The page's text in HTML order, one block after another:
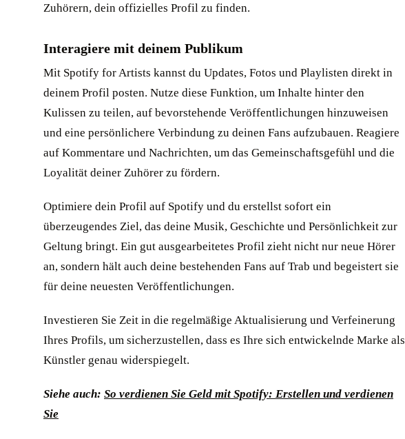
Zuhörern, dein offizielles Profil zu finden.
Interagiere mit deinem Publikum
Mit Spotify for Artists kannst du Updates, Fotos und Playlisten direkt in
deinem Profil posten. Nutze diese Funktion, um Inhalte hinter den
Kulissen zu teilen, auf bevorstehende Veröffentlichungen hinzuweisen
und eine persönlichere Verbindung zu deinen Fans aufzubauen. Reagiere
auf Kommentare und Nachrichten, um das Gemeinschaftsgefühl und die
Loyalität deiner Zuhörer zu fördern.
Optimiere dein Profil auf Spotify und du erstellst sofort ein
überzeugendes Ziel, das deine Musik, Geschichte und Persönlichkeit zur
Geltung bringt. Ein gut ausgearbeitetes Profil zieht nicht nur neue Hörer
an, sondern hält auch deine bestehenden Fans auf Trab und begeistert sie
für deine neuesten Veröffentlichungen.
Investieren Sie Zeit in die regelmäßige Aktualisierung und Verfeinerung
Ihres Profils, um sicherzustellen, dass es Ihre sich entwickelnde Marke als
Künstler genau widerspiegelt.
Siehe auch: So verdienen Sie Geld mit Spotify: Erstellen und verdienen
Sie